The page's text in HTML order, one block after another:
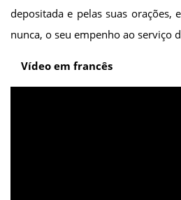
depositada e pelas suas orações,
nunca, o seu empenho ao serviço
Vídeo em francês